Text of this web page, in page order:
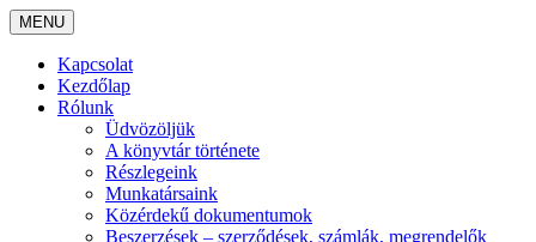
MENU
Kapcsolat
Kezdőlap
Rólunk
Üdvözöljük
A könyvtár története
Részlegeink
Munkatársaink
Közérdekű dokumentumok
Beszerzések – szerződések, számlák, megrendelők